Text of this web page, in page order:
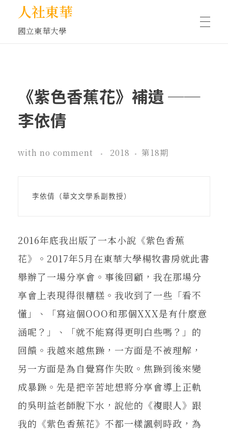
人社東華
國立東華大學
藝文空間
關鍵詞
書評書介
《紫色香蕉花》補遺 ──
李依倩
with no comment 2018 第18期
李依倩（華文文學系副教授）
2016年底我出版了一本小說《紫色香蕉
花》。2017年5月在東華大學楊牧書房就此書
舉辦了一場分享會。事後回顧，我在那場分
享會上表現得很糟糕。我收到了一些「看不
懂」、「寫這個OOO和那個XXX是有什麼意
涵呢？」、「就不能寫得更明白些嗎？」的
回饋。我越來越焦躁，一方面是不被理解，
另一方面是為自覺寫作失敗。焦躁到後來變
成暴躁。先是把辛苦地想將分享會導上正軌
的吳明益老師脫下水，說他的《複眼人》跟
我的《紫色香蕉花》不都一樣諷刺時政，為